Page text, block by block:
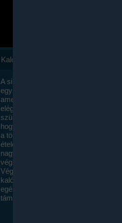
Kalóriaszámlálás
A sikeres fogyás titka valójában igen
egyszerű: égess több energiát, mint
amennyit beviszel. Természetesen
elég nagy fegyelemre és akaraterőre
szükség, de meglepődve fogod
hogy a kalóriaszámolás mennyire
a többi diétához képest. Itt nincsenek
ételek és a megengedett kalóriabevitelt
nagymértékben növelheted ha
végzel.
Végül, de nem utolsó sorban, a
kalóriaszámolás módszerét a legtöbb
egészségügyi szakorvos ajánlja és
támogatja.